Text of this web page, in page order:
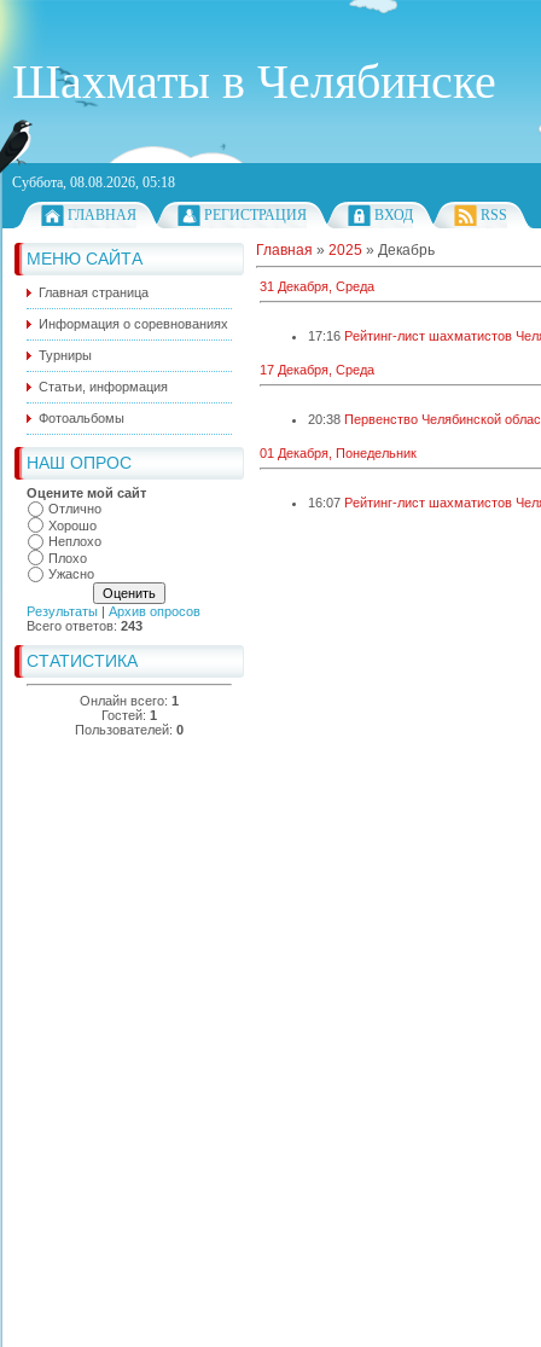
Шахматы в Челябинске
Суббота, 08.08.2026, 05:18
ГЛАВНАЯ
РЕГИСТРАЦИЯ ВХОД RSS
МЕНЮ САЙТА
Главная страница
Информация о соревнованиях
Турниры
Статьи, информация
Фотоальбомы
НАШ ОПРОС
Оцените мой сайт
Отлично
Хорошо
Неплохо
Плохо
Ужасно
Результаты | Архив опросов
Всего ответов: 243
СТАТИСТИКА
Онлайн всего: 1
Гостей: 1
Пользователей: 0
Главная » 2025 » Декабрь
31 Декабря, Среда
17:16 Рейтинг-лист шахматистов
17 Декабря, Среда
20:38 Первенство Челябинской
01 Декабря, Понедельник
16:07 Рейтинг-лист шахматистов